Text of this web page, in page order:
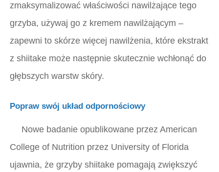
zmaksymalizować właściwości nawilżające tego
grzyba, używaj go z kremem nawilżającym –
zapewni to skórze więcej nawilżenia, które ekstrakt
z shiitake może następnie skutecznie wchłonąć do
głębszych warstw skóry.
Popraw swój układ odpornościowy
Nowe badanie opublikowane przez American
College of Nutrition przez University of Florida
ujawnia, że ​​grzyby shiitake pomagają zwiększyć